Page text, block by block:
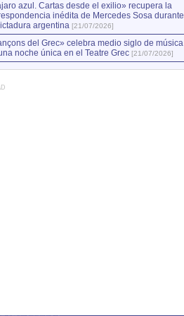
azul. Cartas desde el exilio» recupera la
inédita de Mercedes Sosa durante
argentina [21/07/2026]
del Grec» celebra medio siglo de música
noche única en el Teatre Grec [21/07/2026]